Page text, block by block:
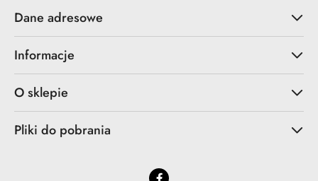
Dane adresowe
Informacje
O sklepie
Pliki do pobrania